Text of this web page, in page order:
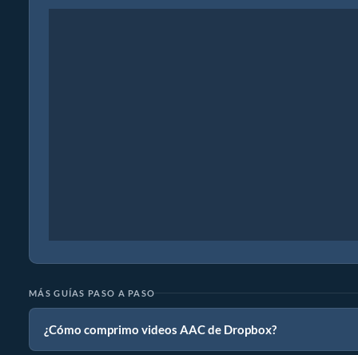
MÁS GUÍAS PASO A PASO
¿Cómo comprimo videos AAC de Dropbox?